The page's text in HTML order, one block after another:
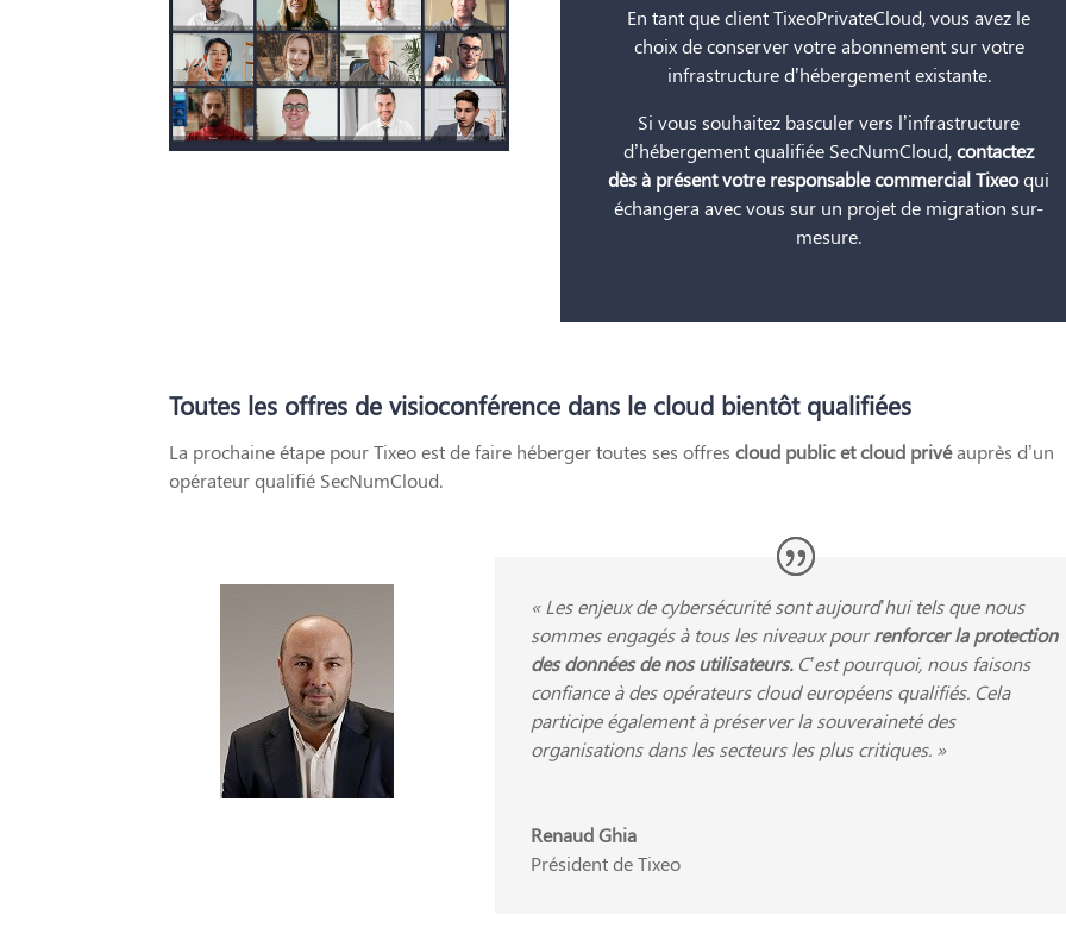
En tant que client TixeoPrivateCloud, vous avez le
choix de conserver votre abonnement sur votre
infrastructure d’hébergement existante.
Si vous souhaitez basculer vers l’infrastructure
d’hébergement qualifiée SecNumCloud,contactez
dès à présent votre responsable commercial Tixeoqui
échangera avec vous sur un projet de migration sur-
mesure.
Toutes les offres de visioconférence dans le cloud bientôt qualifiées
La prochaine étape pour Tixeo est de faire héberger toutes ses offres cloud public et cloud privéauprès d’un
opérateur qualifié SecNumCloud.
« Les enjeux de cybersécurité sont aujourd’hui tels que nous
sommes engagés à tous les niveaux pourrenforcer la protection
des données de nos utilisateurs. C’est pourquoi, nous faisons
confiance à des opérateurs cloud européens qualifiés. Cela
participe également à préserver la souveraineté des
organisations dans les secteurs les plus critiques. »
Renaud Ghia
Président de Tixeo